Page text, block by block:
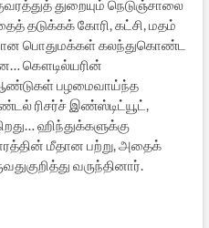
துறையும் நெடுஞ்சாலை
தடுக்கக் கோரி, கட்சி, மதம்
பொதுமக்கள் கலந்துகொண்ட
கௌடில்யரின்
பழமைவாய்ந்த
ரிசர்ச் இண்ஸ்டிட்யூட்,
ஹிந்துக்களுக்கு
மீதான பற்று, அதைக்
வருந்தினார்.